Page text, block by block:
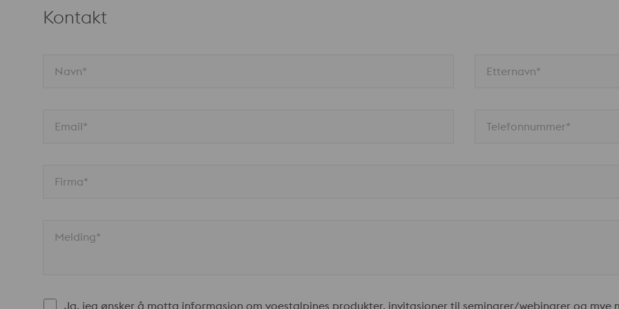
korrosjonsbestandighet – både i lav- og høytemperaturherdet tilstand – kombinert med god slitasjemotstand
og friksjonsslitasje (fretting). Materialet brukes blant annet til plaststøping, næringsmiddelindustri og tekniske
Kontakt
Navn* Etternavn*
Email* Telefonnummer*
Firma*
Melding*
Ja, jeg ønsker å motta informasjon om voestalpines produkter, invitasjoner til seminarer/webinarer og mye